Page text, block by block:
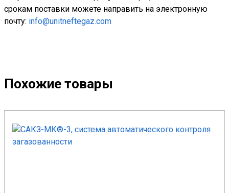
срокам поставки можете направить на электронную
почту: info@unitneftegaz.com
Похожие товары